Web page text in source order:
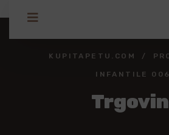
KUPITAPETU.COM
INFANTILE